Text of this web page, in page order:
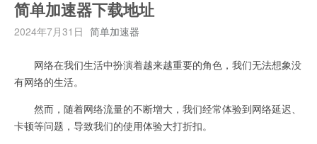
简单加速器下载地址
2024年7月31日 简单加速器
网络在我们生活中扮演着越来越重要的角色，我们无法想象没
有网络的生活。
然而，随着网络流量的不断增大，我们经常体验到网络延迟、
卡顿等问题，导致我们的使用体验大打折扣。